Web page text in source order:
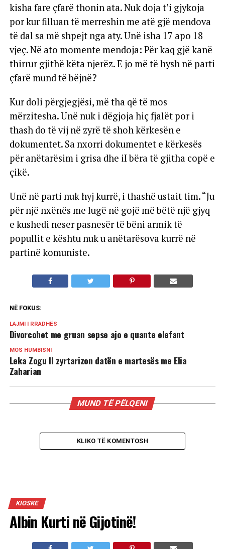
kisha fare çfarë thonin ata. Nuk doja t’i gjykoja
por kur filluan të merreshin me atë gjë mendova
të dal sa më shpejt nga aty. Unë isha 17 apo 18
vjeç. Në ato momente mendoja: Për kaq gjë kanë
thirrur gjithë këta njerëz. E jo më të hysh në parti
çfarë mund të bëjnë?
Kur doli përgjegjësi, më tha që të mos
mërzitesha. Unë nuk i dëgjoja hiç fjalët por i
thash do të vij në zyrë të shoh kërkesën e
dokumentet. Sa nxorri dokumentet e kërkesës
për anëtarësim i grisa dhe iI bëra të gjitha copë e
çikë.
Unë në parti nuk hyj kurrë, i thashë ustait tim. “Ju
për një nxënës me lugë në gojë më bëtë një gjyq
e kushedi neser pasnesër të bëni armik të
popullit e kështu nuk u anëtarësova kurrë në
partinë komuniste.
NË FOKUS:
LAJMI I RRADHËS
Divorcohet me gruan sepse ajo e quante elefant
MOS HUMBISNI
Leka Zogu II zyrtarizon datën e martesës me Elia
Zaharian
MUND TË PËLQENI
KLIKO TË KOMENTOSH
KIOSKE
Albin Kurti në Gijotinë!